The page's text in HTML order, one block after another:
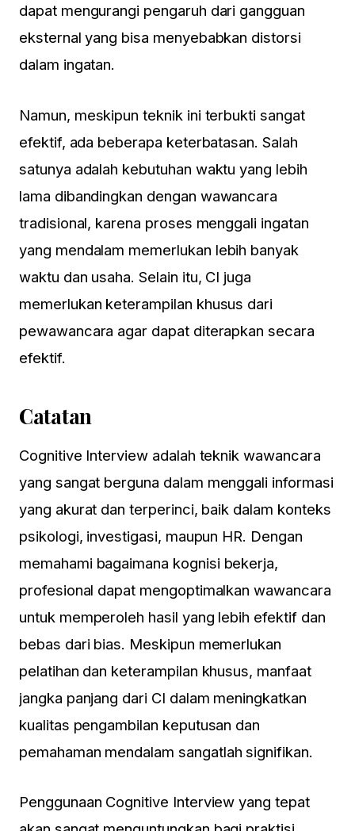
dapat mengurangi pengaruh dari gangguan
eksternal yang bisa menyebabkan distorsi
dalam ingatan.
Namun, meskipun teknik ini terbukti sangat
efektif, ada beberapa keterbatasan. Salah
satunya adalah kebutuhan waktu yang lebih
lama dibandingkan dengan wawancara
tradisional, karena proses menggali ingatan
yang mendalam memerlukan lebih banyak
waktu dan usaha. Selain itu, CI juga
memerlukan keterampilan khusus dari
pewawancara agar dapat diterapkan secara
efektif.
Catatan
Cognitive Interviewadalah teknik wawancara
yang sangat berguna dalam menggali informasi
yang akurat dan terperinci, baik dalam konteks
psikologi, investigasi, maupun HR. Dengan
memahami bagaimana kognisi bekerja,
profesional dapat mengoptimalkan wawancara
untuk memperoleh hasil yang lebih efektif dan
bebas dari bias. Meskipun memerlukan
pelatihan dan keterampilan khusus, manfaat
jangka panjang dari CI dalam meningkatkan
kualitas pengambilan keputusan dan
pemahaman mendalam sangatlah signifikan.
Penggunaan Cognitive Interview yang tepat